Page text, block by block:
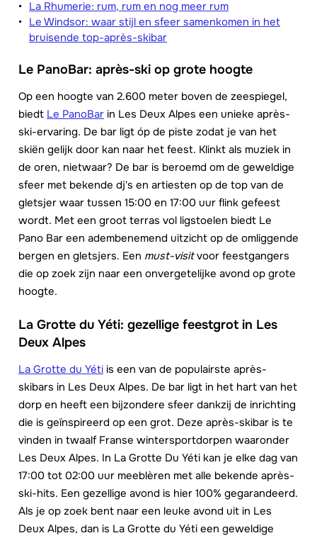
La Rhumerie: rum, rum en nog meer rum
Le Windsor: waar stijl en sfeer samenkomen in het
bruisende top-après-skibar
Le PanoBar: après-ski op grote hoogte
Op een hoogte van 2.600 meter boven de zeespiegel,
biedt Le PanoBar in Les Deux Alpes een unieke après-
ski-ervaring. De bar ligt óp de piste zodat je van het
skiën gelijk door kan naar het feest. Klinkt als muziek in
de oren, nietwaar? De bar is beroemd om de geweldige
sfeer met bekende dj's en artiesten op de top van de
gletsjer waar tussen 15:00 en 17:00 uur flink gefeest
wordt. Met een groot terras vol ligstoelen biedt Le
Pano Bar een adembenemend uitzicht op de omliggende
bergen en gletsjers. Een must-visitvoor feestgangers
die op zoek zijn naar een onvergetelijke avond op grote
hoogte.
La Grotte du Yéti: gezellige feestgrot in Les
Deux Alpes
La Grotte du Yéti is een van de populairste après-
skibars in Les Deux Alpes. De bar ligt in het hart van het
dorp en heeft een bijzondere sfeer dankzij de inrichting
die is geïnspireerd op een grot. Deze après-skibar is te
vinden in twaalf Franse wintersportdorpen waaronder
Les Deux Alpes. In La Grotte Du Yéti kan je elke dag van
17:00 tot 02:00 uur meeblèren met alle bekende après-
ski-hits. Een gezellige avond is hier 100% gegarandeerd.
Als je op zoek bent naar een leuke avond uit in Les
Deux Alpes, dan is La Grotte du Yéti een geweldige